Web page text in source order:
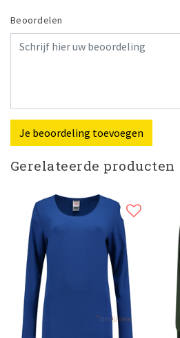
Beoordelen
Je beoordeling toevoegen
Gerelateerde producten